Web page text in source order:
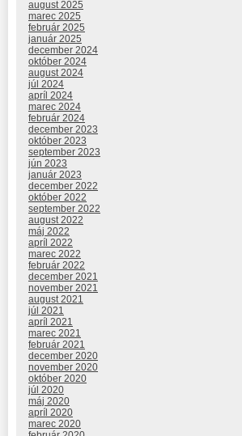
august 2025
marec 2025
február 2025
január 2025
december 2024
október 2024
august 2024
júl 2024
apríl 2024
marec 2024
február 2024
december 2023
október 2023
september 2023
jún 2023
január 2023
december 2022
október 2022
september 2022
august 2022
máj 2022
apríl 2022
marec 2022
február 2022
december 2021
november 2021
august 2021
júl 2021
apríl 2021
marec 2021
február 2021
december 2020
november 2020
október 2020
júl 2020
máj 2020
apríl 2020
marec 2020